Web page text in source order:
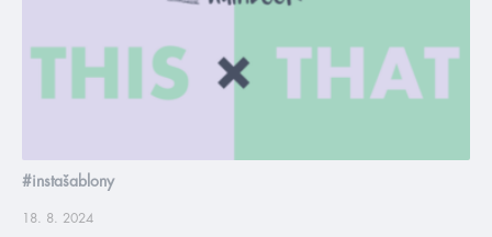
#instašablony
18. 8. 2024